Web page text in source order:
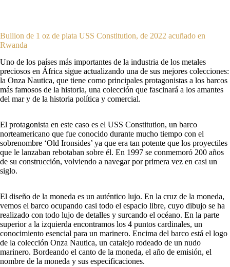
Bullion de 1 oz de plata USS Constitution, de 2022 acuñado en
Rwanda
Uno de los países más importantes de la industria de los metales
preciosos en África sigue actualizando una de sus mejores colecciones:
la Onza Nautica, que tiene como principales protagonistas a los barcos
más famosos de la historia, una colección que fascinará a los amantes
del mar y de la historia política y comercial.
El protagonista en este caso es el USS Constitution, un barco
norteamericano que fue conocido durante mucho tiempo con el
sobrenombre ‘Old Ironsides’ ya que era tan potente que los proyectiles
que le lanzaban rebotaban sobre él. En 1997 se conmemoró 200 años
de su construcción, volviendo a navegar por primera vez en casi un
siglo.
El diseño de la moneda es un auténtico lujo. En la cruz de la moneda,
vemos el barco ocupando casi todo el espacio libre, cuyo dibujo se ha
realizado con todo lujo de detalles y surcando el océano. En la parte
superior a la izquierda encontramos los 4 puntos cardinales, un
conocimiento esencial para un marinero. Encima del barco está el logo
de la colección Onza Nautica, un catalejo rodeado de un nudo
marinero. Bordeando el canto de la moneda, el año de emisión, el
nombre de la moneda y sus especificaciones.